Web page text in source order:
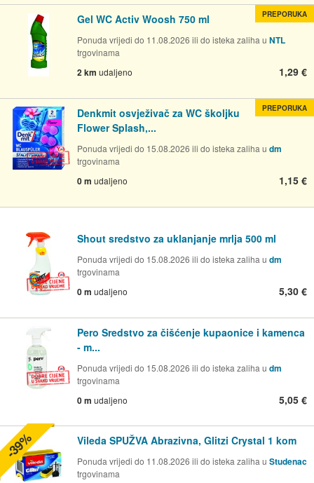
Gel WC Activ Woosh 750 ml
Ponuda vrijedi do 11.08.2026 ili do isteka zaliha u NTL
trgovinama
2 km udaljeno 1,29 €
PREPORUKA
Denkmit osvježivač za WC školjku
Flower Splash,...
Ponuda vrijedi do 15.08.2026 ili do isteka zaliha u dm
trgovinama
0 m udaljeno 1,15 €
PREPORUKA
Shout sredstvo za uklanjanje mrlja 500 ml
Ponuda vrijedi do 15.08.2026 ili do isteka zaliha u dm
trgovinama
0 m udaljeno 5,30 €
Pero Sredstvo za čišćenje kupaonice i kamenca
- m...
Ponuda vrijedi do 15.08.2026 ili do isteka zaliha u dm
trgovinama
0 m udaljeno 5,05 €
Vileda SPUŽVA Abrazivna, Glitzi Crystal 1 kom
Ponuda vrijedi do 11.08.2026 ili do isteka zaliha u Studenac
trgovinama
-39%